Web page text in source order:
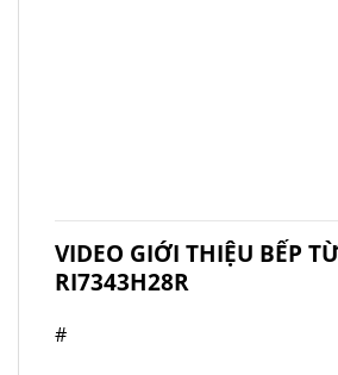
VIDEO GIỚI THIỆU BẾP
RI7343H28R
#